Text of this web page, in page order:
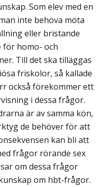
Som elev med en
inte behöva möta
eller bristande
för homo- och
Till det ska tilläggas
friskolor, så kallade
också förekommer ett
i dessa frågor.
är av samma kön,
de behöver för att
kan bli att
frågor rörande sex
om dessa frågor
om hbt-frågor.